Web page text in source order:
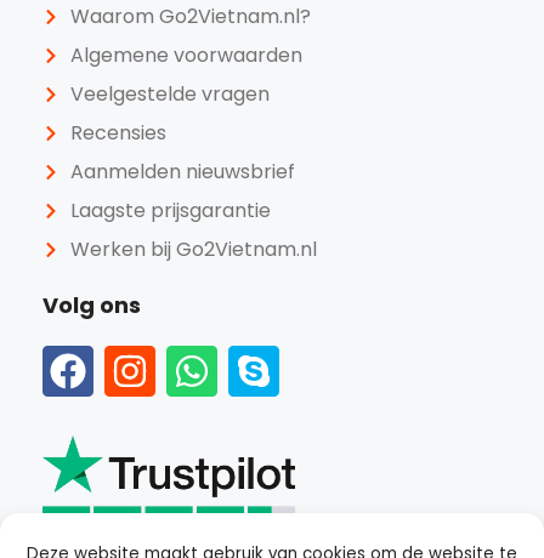
Waarom Go2Vietnam.nl?
Algemene voorwaarden
Veelgestelde vragen
Recensies
Aanmelden nieuwsbrief
Laagste prijsgarantie
Werken bij Go2Vietnam.nl
Volg ons